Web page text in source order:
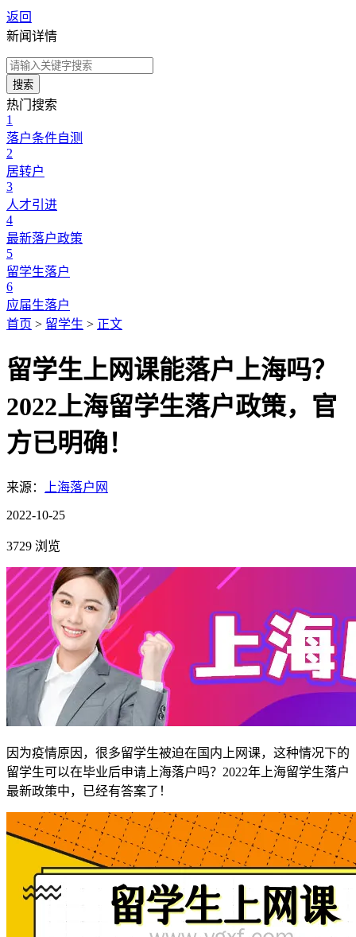
返回
新闻详情
搜索
热门搜索
1
落户条件自测
2
居转户
3
人才引进
4
最新落户政策
5
留学生落户
6
应届生落户
首页 > 留学生 > 正文
留学生上网课能落户上海吗？
2022上海留学生落户政策，官
方已明确！
来源： 上海落户网
2022-10-25
3729 浏览
因为疫情原因，很多留学生被迫在国内上网课，这种情况下的
留学生可以在毕业后申请上海落户吗？2022年上海留学生落户
最新政策中，已经有答案了！